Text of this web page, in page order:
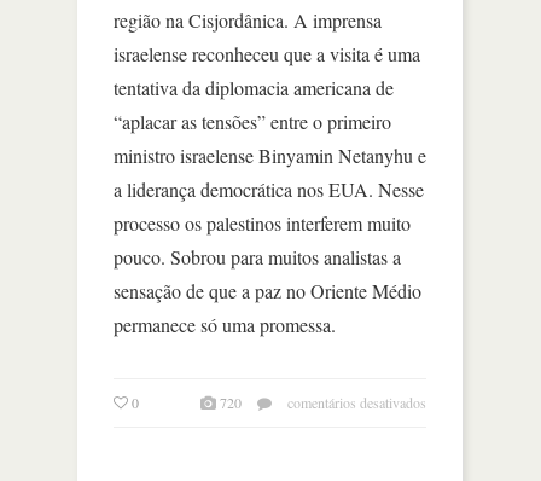
região na Cisjordânica. A imprensa
israelense reconheceu que a visita é uma
tentativa da diplomacia americana de
“aplacar as tensões” entre o primeiro
ministro israelense Binyamin Netanyhu e
a liderança democrática nos EUA. Nesse
processo os palestinos interferem muito
pouco. Sobrou para muitos analistas a
sensação de que a paz no Oriente Médio
permanece só uma promessa.
0 720 comentários desativados